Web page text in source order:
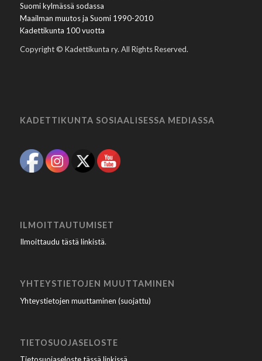
Suomi kylmässä sodassa
Maailman muutos ja Suomi 1990-2010
Kadettikunta 100 vuotta
Copyright © Kadettikunta ry. All Rights Reserved.
KADETTIKUNTA SOSIAALISESSA MEDIASSA
ILMOITTAUTUMISET
Ilmoittaudu tästä linkistä.
YHTEYSTIETOJEN MUUTTAMINEN
Yhteystietojen muuttaminen (suojattu)
TIETOSUOJASELOSTE
Tietosuojaseloste tässä linkissä